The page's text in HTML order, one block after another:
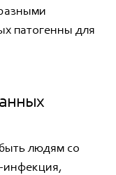
патогенны для
людям со